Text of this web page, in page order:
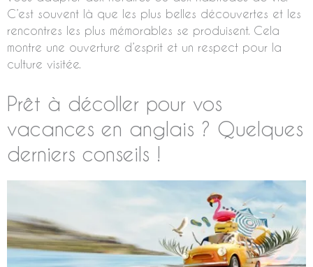
C’est souvent là que les plus belles découvertes et les
rencontres les plus mémorables se produisent. Cela
montre une ouverture d’esprit et un respect pour la
culture visitée.
Prêt à décoller pour vos
vacances en anglais ? Quelques
derniers conseils !